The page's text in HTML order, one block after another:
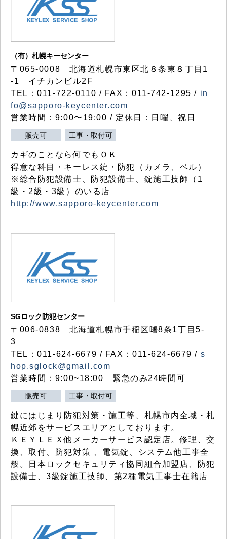
（有）札幌キーセンター
〒065-0008 北海道札幌市東区北８条東８丁目1
-1 イチカンビル2F
TEL：011-722-0110 / FAX：011-742-1295 / in
fo@sapporo-keycenter.com
営業時間：9:00〜19:00 / 定休日：日曜、祝日
販売可 工事・取付可
カギのことなら何でもＯＫ
得意な科目・キーレス錠・防犯（カメラ、ベル）
※総合防犯設備士、防犯設備士、錠施工技師（1
級・2級・3級）のいる店
http://www.sapporo-keycenter.com
SGロック防犯センター
〒006-0838 北海道札幌市手稲区曙8条1丁目5-
3
TEL：011-624-6679 / FAX：011-624-6679 / s
hop.sglock@gmail.com
営業時間：9:00~18:00 緊急のみ24時間可
販売可 工事・取付可
鍵にはじまり防犯対策・施工等、札幌市内全域・札
幌近郊をサービスエリアとしております。
ＫＥＹＬＥＸ他メーカーサービス認定店。修理、交
換、取付、防犯対策 、電気錠、システム他工事全
般。日本ロックセキュリティ協同組合加盟店、防犯
設備士、3級錠施工技師、第2種電気工事士在籍店